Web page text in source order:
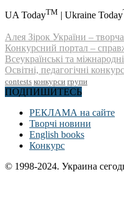
UA TodayTM | Ukraine Today
Алея Зірок України –
Конкурсний портал –
Всеукраїнські та
Освітні, педагогічні
contests конкурси групи
ПОДПИШИТЕСЬ
РЕКЛАМА на сайте
Творчі новини
English books
Конкурс
© 1998-2024. Украина